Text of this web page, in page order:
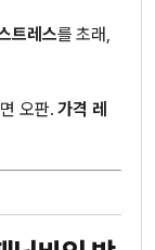
트레스를 초래,
오판.가격 레